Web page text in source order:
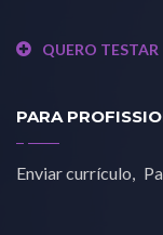
QUERO TESTAR
PARA
Enviar currículo